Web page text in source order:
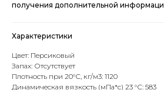
получения дополнительной
Характеристики
Цвет: Персиковый
Запах: Отсутствует
Плотность при 20°С, кг/м3: 1120
Динамическая вязкость (мПа*с) 23 °С: 583